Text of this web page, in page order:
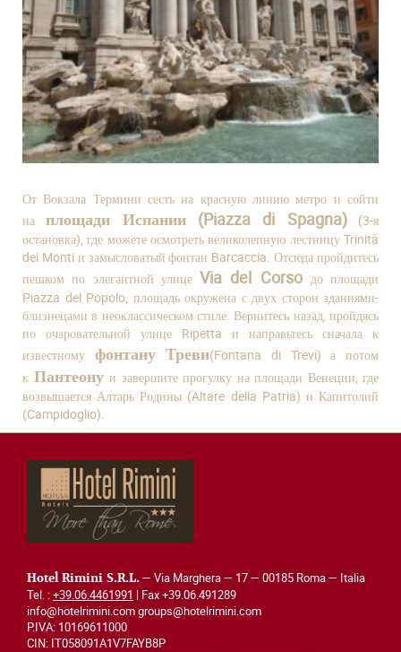
От Вокзала Термини сесть на красную линию метро и сойти
наплощади Испании (Piazza di Spagna)(3-я
остановка), где можете осмотреть великолепную лестницу Trinità
dei Monti и замысловатый фонтан Barcaccia. Отсюда пройдитесь
пешком по элегантной улице Via del Corso до площади
Piazza del Popolo, площадь окружена с двух сторон зданиями-
близнецами в неоклассическом стиле. Вернитесь назад, пройдясь
по очаровательной улице Ripetta и направьтесь сначала к
известному фонтану Треви(Fontana di Trevi) а потом
к Пантеону и завершите прогулку на площади Венеции, где
возвышается Алтарь Родины (Altare della Patria) и Капитолий
(Campidoglio).
Hotel Rimini S.R.L.— Via Marghera — 17 — 00185 Roma — Italia
Tel. :+39.06.4461991 | Fax +39.06.491289
info@hotelrimini.com groups@hotelrimini.com
P.IVA: 10169611000
CIN: IT058091A1V7FAYB8P